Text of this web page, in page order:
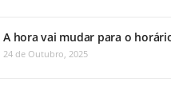
A hora vai mudar para o
24 de Outubro, 2025